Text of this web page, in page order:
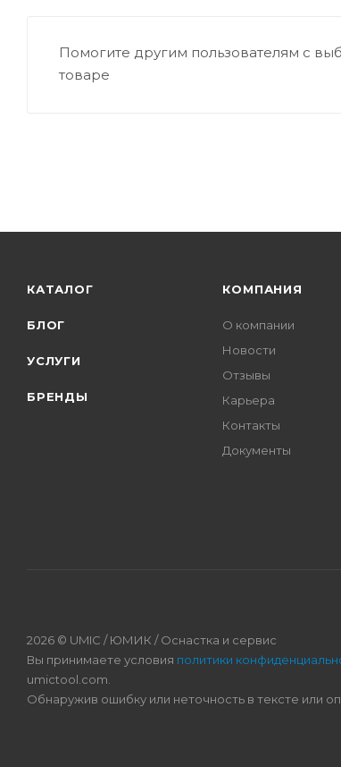
Помогите другим пользователям с
товаре
КАТАЛОГ
БЛОГ
УСЛУГИ
БРЕНДЫ
КОМПАНИЯ
О компании
Новости
Отзывы
Карьера
Контакты
Документы
2026 © UMIC / ЮМИК / Оснастка и сервис
Вы принимаете условия политики
umictool.com.
Обнаружив ошибку или неточность в тексте или